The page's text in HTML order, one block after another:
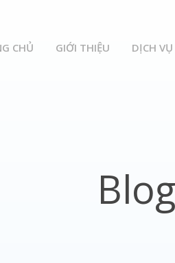
CHỦ GIỚI THIỆU DỊCH VỤ
Blog